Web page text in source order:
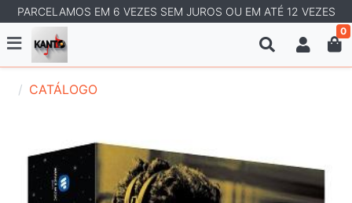
PARCELAMOS EM 6 VEZES SEM JUROS OU EM ATÉ 12 VEZES
0
CATÁLOGO